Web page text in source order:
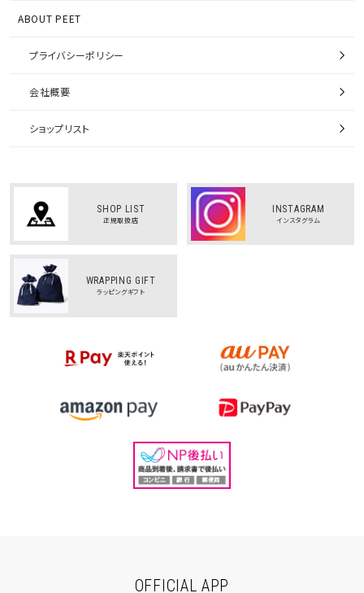
ABOUT PEET
プライバシーポリシー
会社概要
ショップリスト
SHOP LIST
正規取扱店
INSTAGRAM
インスタグラム
WRAPPING GIFT
ラッピングギフト
OFFICIAL APP